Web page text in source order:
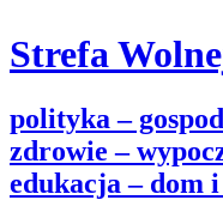
Strefa
polityka –
zdrowie –
edukacja – dom